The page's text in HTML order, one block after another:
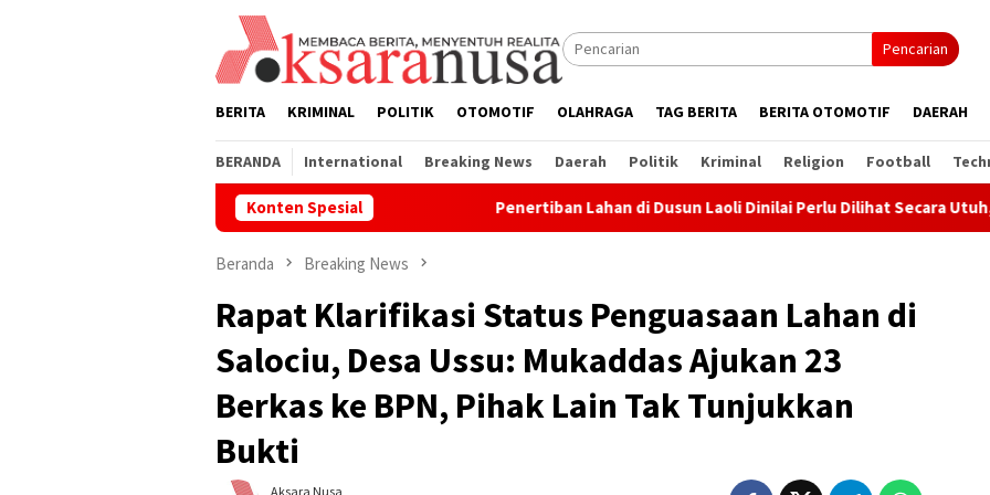
Pencarian
BERITA KRIMINAL POLITIK OTOMOTIF OLAHRAGA TAG BERITA BERITA OTOMOTIF DAERAH
BERANDA International Breaking News Daerah Politik Kriminal Religion Football
Konten SpesialPenertiban Lahan di Dusun Laoli Dinilai Perlu Dilihat Secara Utuh, Advokat:
Beranda Breaking News
Rapat Klarifikasi Status Penguasaan Lahan di
Salociu, Desa Ussu: Mukaddas Ajukan 23
Berkas ke BPN, Pihak Lain Tak Tunjukkan
Bukti
Aksara Nusa